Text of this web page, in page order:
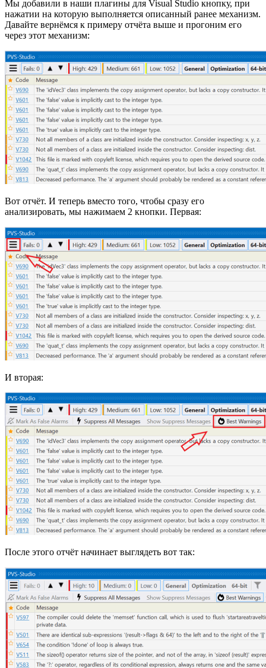
Мы добавили в наши плагины для Visual Studio кнопку, при
нажатии на которую выполняется описанный ранее механизм.
Давайте вернёмся к примеру отчёта выше и прогоним его
через этот механизм:
Вот отчёт. И теперь вместо того, чтобы сразу его
анализировать, мы нажимаем 2 кнопки. Первая:
И вторая:
После этого отчёт начинает выглядеть вот так: